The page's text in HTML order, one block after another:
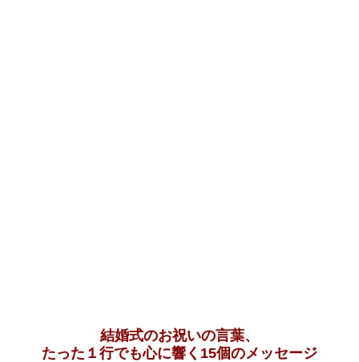
結婚式のお祝いの言葉、
たった１行でも心に響く15個のメッセージ